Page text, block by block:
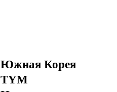
Южная Корея
TYM